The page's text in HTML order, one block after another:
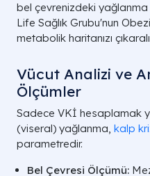
bel çevrenizdeki
Life Sağlık Grubu'nun
metabolik haritanızı
Vücut Analizi ve
Ölçümler
Sadece VKİ hesaplamak
(viseral) yağlanma, kalp
parametredir.
Bel Çevresi Ölçümü: